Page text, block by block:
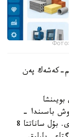
كەشەك پەن
بويىنشا
باسىندا -
كيىم-كەشەك پەن كۇندەلىكتى تۇتىنۋ تاۋارلارى. بۇل ساناتتا 8